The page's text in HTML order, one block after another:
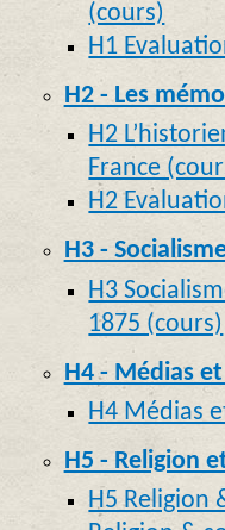
(cours)
H1
H2 - Les
H2
France
H2
H3 -
H3
1875 (cours)
H4 - Médias
H4 Médias
H5 - Religion
H5 Religion